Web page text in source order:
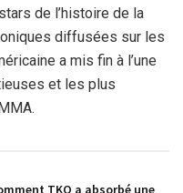
de l’histoire de la
diffusées sur les
a mis fin à l’une
et les plus
TKO a absorbé une